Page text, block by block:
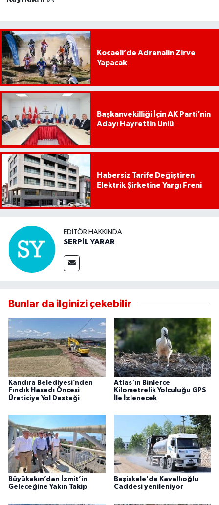
Kocaeli’de Adrenalin Zirve
Yapacak
Başkanvekilliği İçin AK Parti’nin
Adayı Hayrettin Ünlü
Habersiz Tarife Değiştiren
Elektrik Şirketine Yargı Freni
EDITÖR HAKKINDA
SERPİL YARAR
Bunlar da ilginizi çekebilir
Kandıra Belediyesi’nden
Fındık Hasadı Öncesi
Üreticiye Yol Desteği
Atlas'ın Binlerce
Kilometrelik Yolculuğu GPS
İle İzlenecek
Büyükakın’dan İzmit’in
Geleceğine Yakın Takip
Başiskele'de Kavallıoğlu
Caddesi yenileniyor